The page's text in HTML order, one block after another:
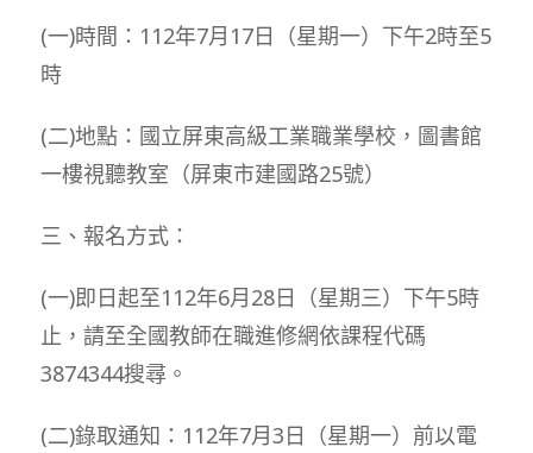
(一)時間：112年7月17日（星期一）下午2時至5
時
(二)地點：國立屏東高級工業職業學校，圖書館
一樓視聽教室（屏東市建國路25號）
三、報名方式：
(一)即日起至112年6月28日（星期三）下午5時
止，請至全國教師在職進修網依課程代碼
3874344搜尋。
(二)錄取通知：112年7月3日（星期一）前以電